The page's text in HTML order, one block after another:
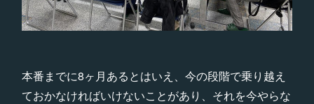
本番までに8ヶ月あるとはいえ、今の段階で乗り越え
ておかなければいけないことがあり、それを今やらな